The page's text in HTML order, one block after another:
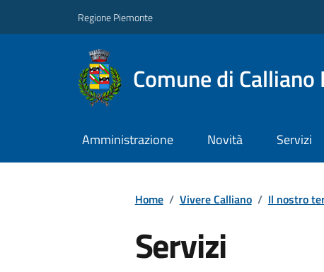
Regione Piemonte
Comune di
Amministrazione Novità Servizi
Home / Vivere Calliano / Il nostro
Servizi